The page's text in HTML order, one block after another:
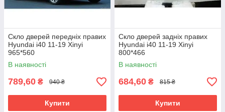
Скло дверей передніх правих
Hyundai i40 11-19 Xinyi
965*560
В наявності
789,60 ₴ 940 ₴
Купити
Скло дверей задніх правих
Hyundai i40 11-19 Xinyi
800*466
В наявності
684,60 ₴ 815 ₴
Купити